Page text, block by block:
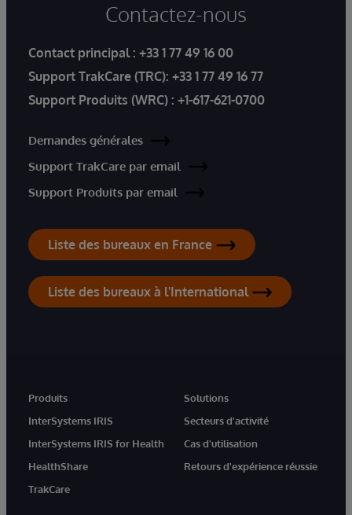
Contactez-nous
Contact principal : +33 1 77 49 16 00
Support TrakCare (TRC): +33 1 77 49 16 77
Support Produits (WRC) : +1-617-621-0700
Demandes générales
Support TrakCare par email
Support Produits par email
Liste des bureaux en France
Liste des bureaux à l'International
Produits
InterSystems IRIS
InterSystems IRIS for Health
HealthShare
TrakCare
Solutions
Secteurs d'activité
Cas d'utilisation
Retours d'expérience réussie